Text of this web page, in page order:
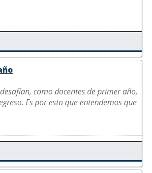
como docentes de primer año,
Es por esto que entendemos que